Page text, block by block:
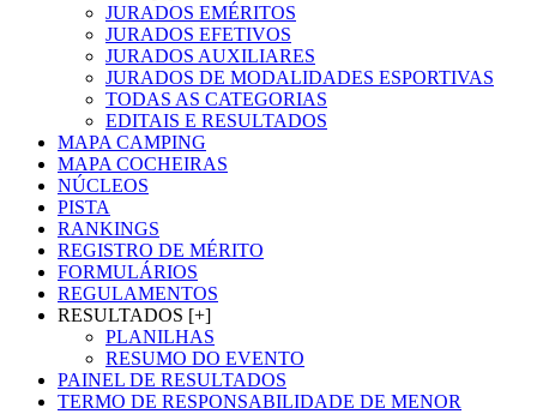
JURADOS EMÉRITOS
JURADOS EFETIVOS
JURADOS AUXILIARES
JURADOS DE MODALIDADES ESPORTIVAS
TODAS AS CATEGORIAS
EDITAIS E RESULTADOS
MAPA CAMPING
MAPA COCHEIRAS
NÚCLEOS
PISTA
RANKINGS
REGISTRO DE MÉRITO
FORMULÁRIOS
REGULAMENTOS
RESULTADOS [+]
PLANILHAS
RESUMO DO EVENTO
PAINEL DE RESULTADOS
TERMO DE RESPONSABILIDADE DE MENOR